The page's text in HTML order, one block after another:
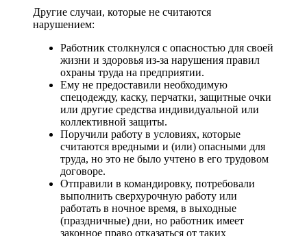
Другие случаи, которые не считаются
нарушением:
Работник столкнулся с опасностью для своей
жизни и здоровья из-за нарушения правил
охраны труда на предприятии.
Ему не предоставили необходимую
спецодежду, каску, перчатки, защитные очки
или другие средства индивидуальной или
коллективной защиты.
Поручили работу в условиях, которые
считаются вредными и (или) опасными для
труда, но это не было учтено в его трудовом
договоре.
Отправили в командировку, потребовали
выполнить сверхурочную работу или
работать в ночное время, в выходные
(праздничные) дни, но работник имеет
законное право отказаться от таких